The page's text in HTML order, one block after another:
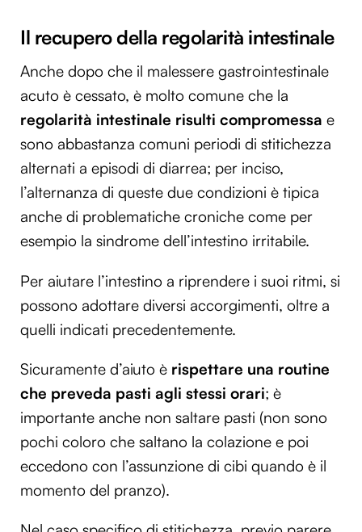
Il recupero della regolarità intestinale
Anche dopo che il malessere gastrointestinale
acuto è cessato, è molto comune che la
regolarità intestinale risulti compromessa e
sono abbastanza comuni periodi di stitichezza
alternati a episodi di diarrea; per inciso,
l’alternanza di queste due condizioni è tipica
anche di problematiche croniche come per
esempio la sindrome dell’intestino irritabile.
Per aiutare l’intestino a riprendere i suoi ritmi, si
possono adottare diversi accorgimenti, oltre a
quelli indicati precedentemente.
Sicuramente d’aiuto è rispettare una routine
che preveda pasti agli stessi orari; è
importante anche non saltare pasti (non sono
pochi coloro che saltano la colazione e poi
eccedono con l’assunzione di cibi quando è il
momento del pranzo).